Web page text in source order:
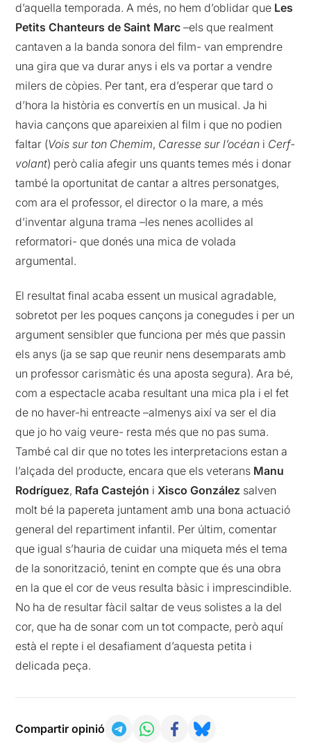
d’aquella temporada. A més, no hem d’oblidar que Les
Petits Chanteurs de Saint Marc –els que realment
cantaven a la banda sonora del film- van emprendre
una gira que va durar anys i els va portar a vendre
milers de còpies. Per tant, era d’esperar que tard o
d’hora la història es convertís en un musical. Ja hi
havia cançons que apareixien al film i que no podien
faltar (Vois sur ton Chemim, Caresse sur l’océan i Cerf-
volant) però calia afegir uns quants temes més i donar
també la oportunitat de cantar a altres personatges,
com ara el professor, el director o la mare, a més
d’inventar alguna trama –les nenes acollides al
reformatori- que donés una mica de volada
argumental.
El resultat final acaba essent un musical agradable,
sobretot per les poques cançons ja conegudes i per un
argument sensibler que funciona per més que passin
els anys (ja se sap que reunir nens desemparats amb
un professor carismàtic és una aposta segura). Ara bé,
com a espectacle acaba resultant una mica pla i el fet
de no haver-hi entreacte –almenys així va ser el dia
que jo ho vaig veure- resta més que no pas suma.
També cal dir que no totes les interpretacions estan a
l’alçada del producte, encara que els veterans Manu
Rodríguez, Rafa Castejón iXisco González salven
molt bé la papereta juntament amb una bona actuació
general del repartiment infantil. Per últim, comentar
que igual s’hauria de cuidar una miqueta més el tema
de la sonorització, tenint en compte que és una obra
en la que el cor de veus resulta bàsic i imprescindible.
No ha de resultar fàcil saltar de veus solistes a la del
cor, que ha de sonar com un tot compacte, però aquí
està el repte i el desafiament d’aquesta petita i
delicada peça.
Compartir opinió